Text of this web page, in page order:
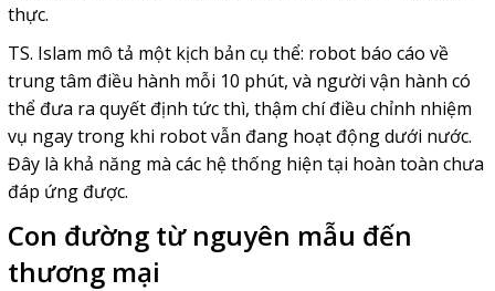
thực.
TS. Islam mô tả một kịch bản cụ thể: robot báo cáo về
trung tâm điều hành mỗi 10 phút, và người vận hành có
thể đưa ra quyết định tức thì, thậm chí điều chỉnh nhiệm
vụ ngay trong khi robot vẫn đang hoạt động dưới nước.
Đây là khả năng mà các hệ thống hiện tại hoàn toàn chưa
đáp ứng được.
Con đường từ nguyên mẫu đến
thương mại